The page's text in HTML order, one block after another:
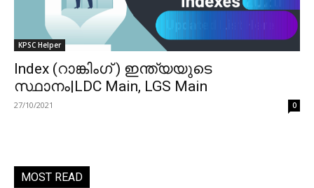
KPSC Helper
Index (റാങ്കിംഗ് ) ഇന്ത്യയുടെ
സ്ഥാനം|LDC Main, LGS Main
27/10/2021 0
MOST READ